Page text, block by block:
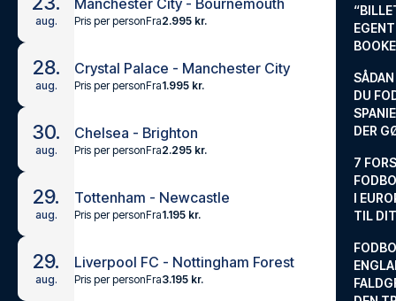
DU
DER
7
I
TIL
aug. Pris per personFra2.995 kr.
28.
aug.
Crystal Palace - Manchester City
Pris per personFra1.995 kr.
30.
aug.
Chelsea - Brighton
Pris per personFra2.295 kr.
29.
aug.
Tottenham - Newcastle
Pris per personFra1.195 kr.
29.
aug.
Liverpool FC - Nottingham Forest
Pris per personFra3.195 kr.